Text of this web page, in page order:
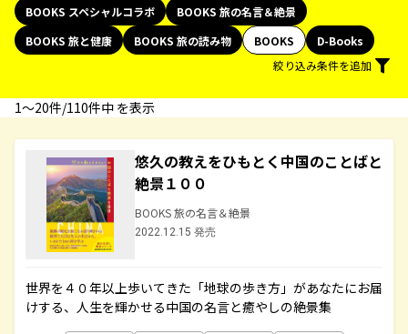
BOOKS スペシャルコラボ
BOOKS 旅の名言＆絶景
BOOKS 旅と健康
BOOKS 旅の読み物 BOOKS
D-Books
絞り込み条件を追加
1〜20件/110件中 を表示
悠久の教えをひもとく中国のことばと
絶景１００
BOOKS 旅の名言＆絶景
2022.12.15 発売
世界を４０年以上歩いてきた「地球の歩き方」があなたにお届
けする、人生を輝かせる中国の名言と癒やしの絶景集